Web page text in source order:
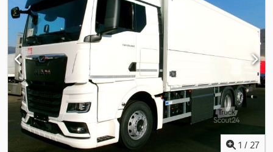
de navigation * Pare-soleil * Sièges chauffants * Climatisation *
1 lit * Régulateur de vitesse adaptatif * Assistant de maintien de
voie * Boîte de vitesses automatique Dkedjzr Sxyopfx Abzsr *
Frein VEB+
1 / 27